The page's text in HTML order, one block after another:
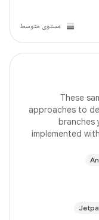
مستوى متوسط
These
approaches to
branches
implemented